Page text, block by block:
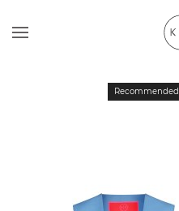
Recommended